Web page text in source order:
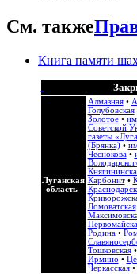
См. также
Книга памяти
Луганская
область
Алмазная•
Голубовская
Золотое•
Советской
газеты
(Брянка)•
Чеснокова•
Карбонит•
Ломоватская
Родина•
Тошковская•
Ирмино •
Черкасская•